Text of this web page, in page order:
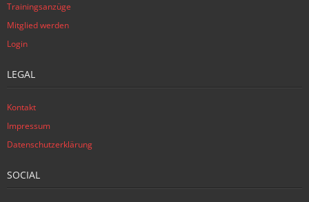
Trainingsanzüge
Mitglied werden
Login
LEGAL
Kontakt
Impressum
Datenschutzerklärung
SOCIAL